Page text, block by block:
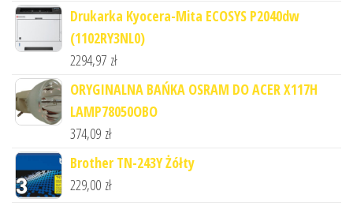
Drukarka Kyocera-Mita ECOSYS P2040dw
(1102RY3NL0)
2294,97 zł
ORYGINALNA BAŃKA OSRAM DO ACER X117H
LAMP78050OBO
374,09 zł
Brother TN-243Y Żółty
229,00 zł